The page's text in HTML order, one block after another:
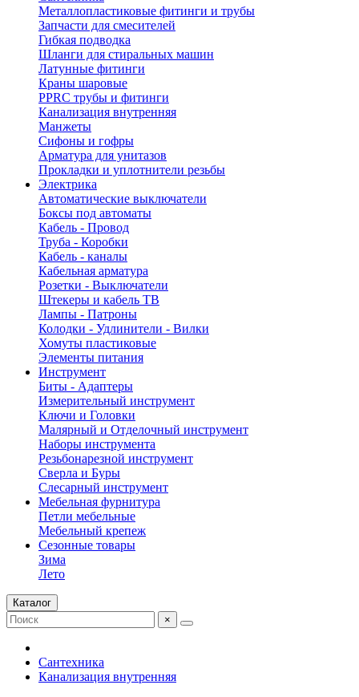
Металлопластиковые фитинги и трубы
Запчасти для смесителей
Гибкая подводка
Шланги для стиральных машин
Латунные фитинги
Краны шаровые
PPRC трубы и фитинги
Канализация внутренняя
Манжеты
Сифоны и гофры
Арматура для унитазов
Прокладки и уплотнители резьбы
Электрика
Автоматические выключатели
Боксы под автоматы
Кабель - Провод
Труба - Коробки
Кабель - каналы
Кабельная арматура
Розетки - Выключатели
Штекеры и кабель ТВ
Лампы - Патроны
Колодки - Удлинители - Вилки
Хомуты пластиковые
Элементы питания
Инструмент
Биты - Адаптеры
Измерительный инструмент
Ключи и Головки
Малярный и Отделочный инструмент
Наборы инструмента
Резьбонарезной инструмент
Сверла и Буры
Слесарный инструмент
Мебельная фурнитура
Петли мебельные
Мебельный крепеж
Сезонные товары
Зима
Лето
Каталог
×
Сантехника
Канализация внутренняя